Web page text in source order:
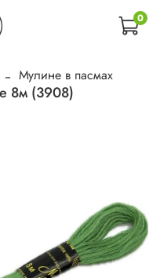
0
Мулине в пасмах
8м (3908)